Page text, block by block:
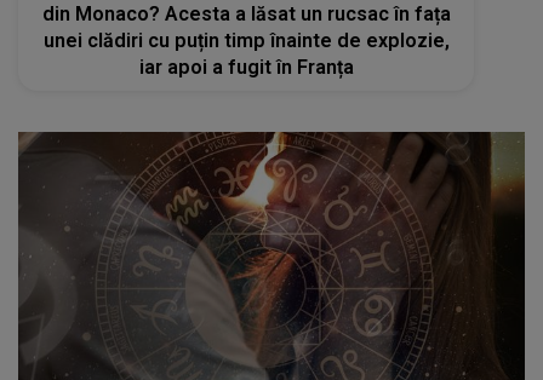
din Monaco? Acesta a lăsat un rucsac în fața
unei clădiri cu puțin timp înainte de explozie,
iar apoi a fugit în Franța